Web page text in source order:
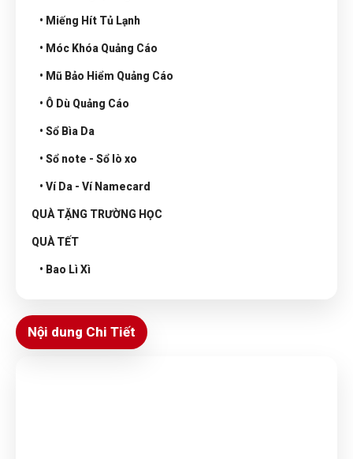
• Miếng Hít Tủ Lạnh
• Móc Khóa Quảng Cáo
• Mũ Bảo Hiểm Quảng Cáo
• Ô Dù Quảng Cáo
• Sổ Bìa Da
• Sổ note - Sổ lò xo
• Ví Da - Ví Namecard
QUÀ TẶNG TRƯỜNG HỌC
QUÀ TẾT
• Bao Lì Xì
Nội dung Chi Tiết